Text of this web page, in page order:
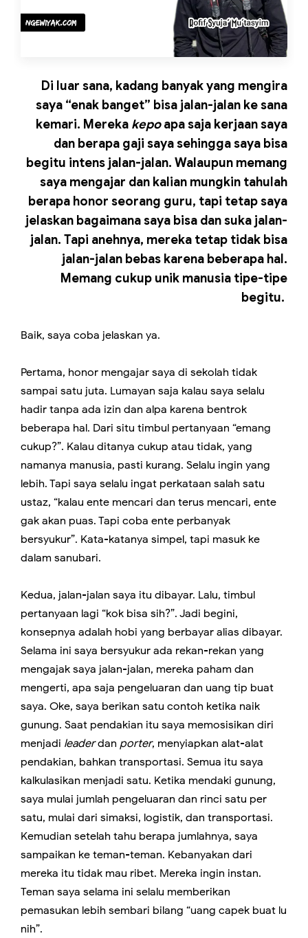
Di luar sana, kadang banyak yang mengira
saya “enak banget” bisa jalan-jalan ke sana
kemari. Mereka kepoapa saja kerjaan saya
dan berapa gaji saya sehingga saya bisa
begitu intens jalan-jalan. Walaupun memang
saya mengajar dan kalian mungkin tahulah
berapa honor seorang guru, tapi tetap saya
jelaskan bagaimana saya bisa dan suka jalan-
jalan. Tapi anehnya, mereka tetap tidak bisa
jalan-jalan bebas karena beberapa hal.
Memang cukup unik manusia tipe-tipe
begitu.
Baik, saya coba jelaskan ya.
Pertama, honor mengajar saya di sekolah tidak
sampai satu juta. Lumayan saja kalau saya selalu
hadir tanpa ada izin dan alpa karena bentrok
beberapa hal. Dari situ timbul pertanyaan “emang
cukup?”. Kalau ditanya cukup atau tidak, yang
namanya manusia, pasti kurang. Selalu ingin yang
lebih. Tapi saya selalu ingat perkataan salah satu
ustaz, “kalau ente mencari dan terus mencari, ente
gak akan puas. Tapi coba ente perbanyak
bersyukur”. Kata-katanya simpel, tapi masuk ke
dalam sanubari.
Kedua, jalan-jalan saya itu dibayar. Lalu, timbul
pertanyaan lagi “kok bisa sih?”. Jadi begini,
konsepnya adalah hobi yang berbayar alias dibayar.
Selama ini saya bersyukur ada rekan-rekan yang
mengajak saya jalan-jalan, mereka paham dan
mengerti, apa saja pengeluaran dan uang tip buat
saya. Oke, saya berikan satu contoh ketika naik
gunung. Saat pendakian itu saya memosisikan diri
menjadi leaderdan porter, menyiapkan alat-alat
pendakian, bahkan transportasi. Semua itu saya
kalkulasikan menjadi satu. Ketika mendaki gunung,
saya mulai jumlah pengeluaran dan rinci satu per
satu, mulai dari simaksi, logistik, dan transportasi.
Kemudian setelah tahu berapa jumlahnya, saya
sampaikan ke teman-teman. Kebanyakan dari
mereka itu tidak mau ribet. Mereka ingin instan.
Teman saya selama ini selalu memberikan
pemasukan lebih sembari bilang “uang capek buat lu
nih”.